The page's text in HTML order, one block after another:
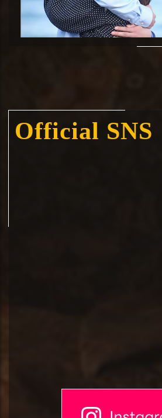
2023.7.14 update!
Official SNS